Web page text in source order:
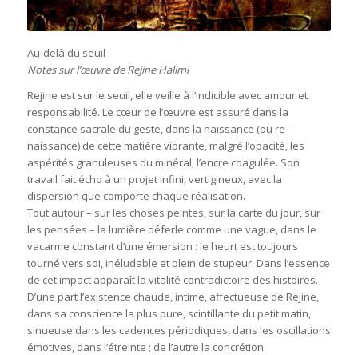
Au-delà du seuil
Notes sur l’œuvre de Rejine Halimi
Rejine est sur le seuil, elle veille à l’indicible avec amour et
responsabilité. Le cœur de l’œuvre est assuré dans la
constance sacrale du geste, dans la naissance (ou re-
naissance) de cette matière vibrante, malgré l’opacité, les
aspérités granuleuses du minéral, l’encre coagulée. Son
travail fait écho à un projet infini, vertigineux, avec la
dispersion que comporte chaque réalisation.
Tout autour – sur les choses peintes, sur la carte du jour, sur
les pensées – la lumière déferle comme une vague, dans le
vacarme constant d’une émersion : le heurt est toujours
tourné vers soi, inéludable et plein de stupeur. Dans l’essence
de cet impact apparaît la vitalité contradictoire des histoires.
D’une part l’existence chaude, intime, affectueuse de Rejine,
dans sa conscience la plus pure, scintillante du petit matin,
sinueuse dans les cadences périodiques, dans les oscillations
émotives, dans l’étreinte ; de l’autre la concrétion